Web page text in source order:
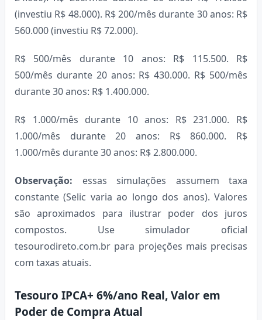
(investiu R$ 48.000). R$ 200/mês durante 30 anos: R$
560.000 (investiu R$ 72.000).
R$ 500/mês durante 10 anos: R$ 115.500. R$
500/mês durante 20 anos: R$ 430.000. R$ 500/mês
durante 30 anos: R$ 1.400.000.
R$ 1.000/mês durante 10 anos: R$ 231.000. R$
1.000/mês durante 20 anos: R$ 860.000. R$
1.000/mês durante 30 anos: R$ 2.800.000.
Observação: essas simulações assumem taxa
constante (Selic varia ao longo dos anos). Valores
são aproximados para ilustrar poder dos juros
compostos. Use simulador oficial
tesourodireto.com.br para projeções mais precisas
com taxas atuais.
Tesouro IPCA+ 6%/ano Real, Valor em
Poder de Compra Atual